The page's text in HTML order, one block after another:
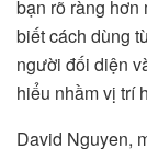
bạn rõ ràng hơn
biết cách dùng
người đối diện
hiểu nhầm vị trí
David Nguyen,